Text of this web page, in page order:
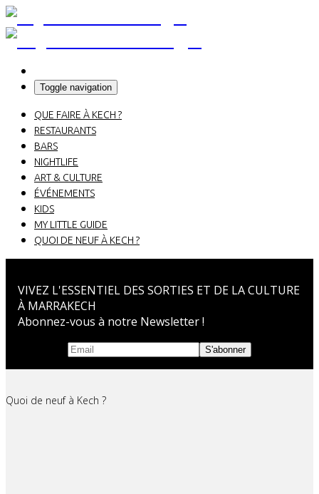
Toggle navigation
QUE FAIRE À KECH ?
RESTAURANTS
BARS
NIGHTLIFE
ART & CULTURE
ÉVÉNEMENTS
KIDS
MY LITTLE GUIDE
QUOI DE NEUF À KECH ?
VIVEZ L'ESSENTIEL DES SORTIES ET DE LA CULTURE
À MARRAKECH
Abonnez-vous à notre Newsletter !
Quoi de neuf à Kech ?